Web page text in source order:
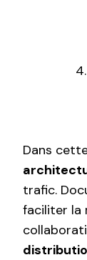
Dans
trafic.
faciliter la